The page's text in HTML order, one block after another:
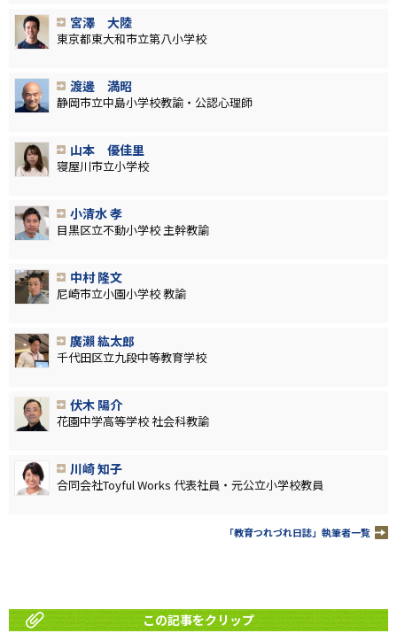
宮澤 大陸
東京都東大和市立第八小学校
渡邊 満昭
静岡市立中島小学校教諭・公認心理師
山本 優佳里
寝屋川市立小学校
小清水 孝
目黒区立不動小学校 主幹教諭
中村 隆文
尼崎市立小園小学校 教諭
廣瀨 紘太郎
千代田区立九段中等教育学校
伏木 陽介
花園中学高等学校 社会科教諭
川崎 知子
合同会社Toyful Works 代表社員・元公立小学校教員
「教育つれづれ日誌」執筆者一覧
この記事をクリップ